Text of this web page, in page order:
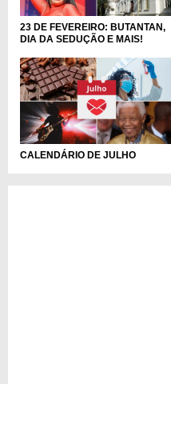
23 DE FEVEREIRO: BUTANTAN,
DIA DA SEDUÇÃO E MAIS!
CALENDÁRIO DE JULHO